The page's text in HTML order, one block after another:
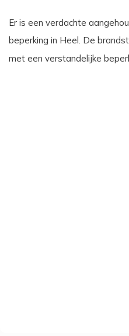
Er is een verdachte
beperking in Heel. De
met een verstandelijke